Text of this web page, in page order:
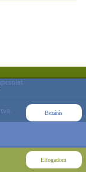
Bezárás
Elfogadom